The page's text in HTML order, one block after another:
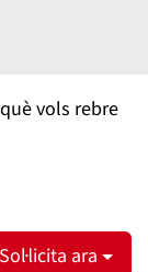
vols rebre
Sol·licita ara